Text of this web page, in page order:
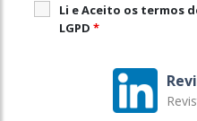
Li e Aceito os termos
LGPD *